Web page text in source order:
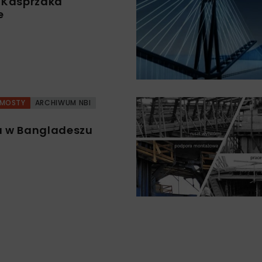
ARCHIWUM NBI
w Bangladeszu